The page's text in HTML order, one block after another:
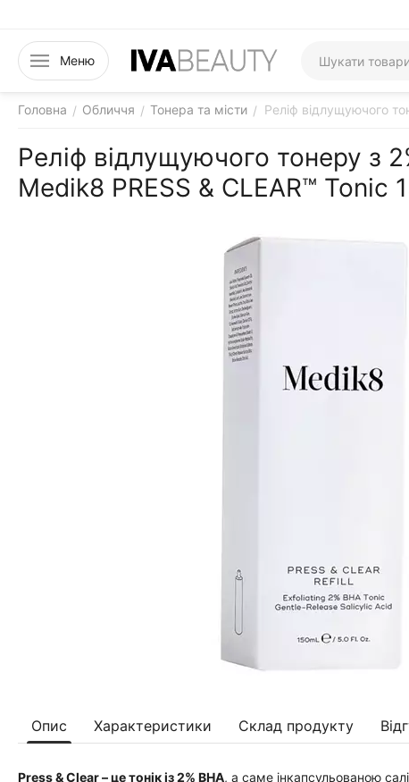
Меню
Головна / Обличчя / Тонера та місти / Реліф відлущуючого
Реліф відлущуючого тонеру з
Medik8 PRESS & CLEAR™ Tonic
Опис Характеристики Склад продукту
Press & Clear – це тонік із 2% ВНА, а саме інкапсульованою